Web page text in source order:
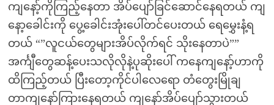
ကျနော့်ကိုကြည့်နေတာ အိပ်ပျော်ခြင်ဆောင်နေရတယ် ကျ
နော့ခေါင်းကို ပွေ့ခေါင်းအုံးပေါ်တင်ပေးတယ် ရေမွှေးနံ့ရ
တယ် “”လူငယ်တွေများအိပ်လိုက်ရင် သိုးနေတာပဲ””
အင်္ကျီတွေဆန့်ပေးသလိုလိုနဲ့ပုဆိုးပေါ် ကနေကျနော့်ဟာကို
ထိကြည့်တယ် ပြီးတော့ကိုင်ပါလေရော တံတွေးမြိုချ
တာကျနော်ကြားနေရတယ် ကျနော်အိပ်ပျော်သွားတယ်